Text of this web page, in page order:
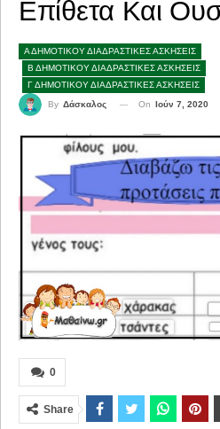
Επίθετα Και
Α ΔΗΜΟΤΙΚΟΥ ΔΙΑΔΡΑΣΤΙΚΕΣ ΑΣΚΗΣΕΙΣ
Β ΔΗΜΟΤΙΚΟΥ ΔΙΑΔΡΑΣΤΙΚΕΣ ΑΣΚΗΣΕΙΣ
Γ ΔΗΜΟΤΙΚΟΥ ΔΙΑΔΡΑΣΤΙΚΕΣ ΑΣΚΗΣΕΙΣ
By Δάσκαλος On Ιούν 7, 2020
0
Share